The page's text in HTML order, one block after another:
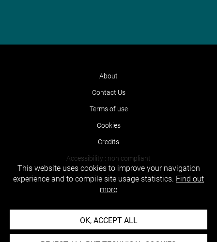
About
Contact Us
Terms of use
Cookies
Credits
Accessibility : non compliant
This website uses cookies to improve your navigation
experience and to compile site usage statistics. Find out
more
OK, ACCEPT ALL